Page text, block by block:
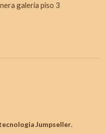
galeria piso 3
Jumpseller.